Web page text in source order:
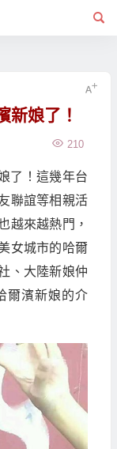
新娘了！
210
了！這幾年台
聯誼等相親活
越來越熱門，
女城市的哈爾
、大陸新娘仲
爾濱新娘的介